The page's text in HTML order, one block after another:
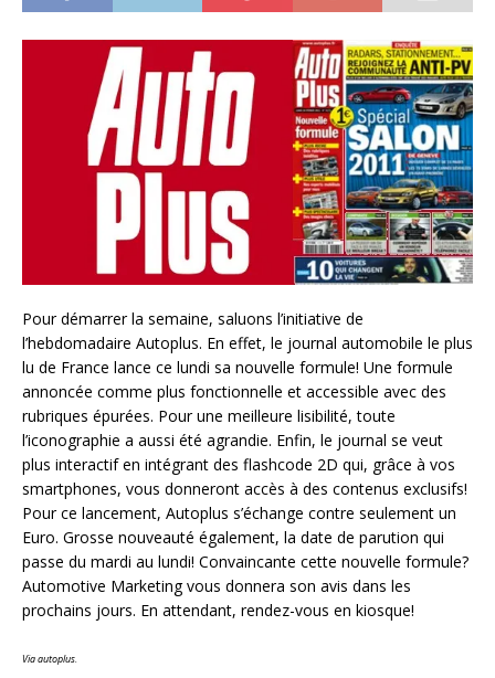
Pour démarrer la semaine, saluons l’initiative de
l’hebdomadaire Autoplus. En effet, le journal automobile le plus
lu de France lance ce lundi sa nouvelle formule! Une formule
annoncée comme plus fonctionnelle et accessible avec des
rubriques épurées. Pour une meilleure lisibilité, toute
l’iconographie a aussi été agrandie. Enfin, le journal se veut
plus interactif en intégrant des flashcode 2D qui, grâce à vos
smartphones, vous donneront accès à des contenus exclusifs!
Pour ce lancement, Autoplus s’échange contre seulement un
Euro. Grosse nouveauté également, la date de parution qui
passe du mardi au lundi! Convaincante cette nouvelle formule?
Automotive Marketing vous donnera son avis dans les
prochains jours. En attendant, rendez-vous en kiosque!
Via autoplus.